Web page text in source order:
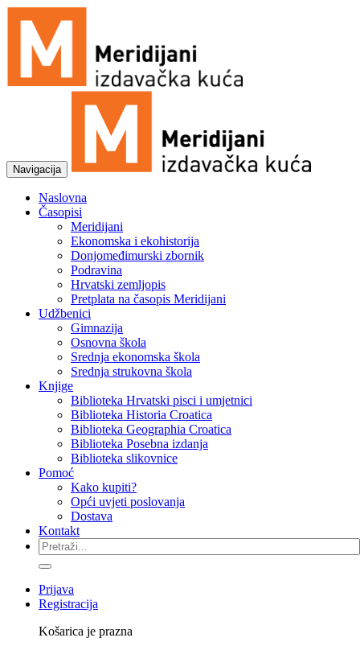
Navigacija
Naslovna
Časopisi
Meridijani
Ekonomska i ekohistorija
Donjomeđimurski zbornik
Podravina
Hrvatski zemljopis
Pretplata na časopis Meridijani
Udžbenici
Gimnazija
Osnovna škola
Srednja ekonomska škola
Srednja strukovna škola
Knjige
Biblioteka Hrvatski pisci i umjetnici
Biblioteka Historia Croatica
Biblioteka Geographia Croatica
Biblioteka Posebna izdanja
Biblioteka slikovnice
Pomoć
Kako kupiti?
Opći uvjeti poslovanja
Dostava
Kontakt
Prijava
Registracija
Košarica je prazna